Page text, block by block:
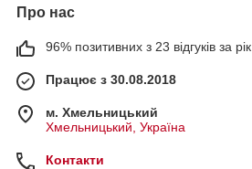
Про нас
96% позитивних з 23 відгуків за рік
Працює з 30.08.2018
м. Хмельницький
Хмельницький, Україна
Контакти